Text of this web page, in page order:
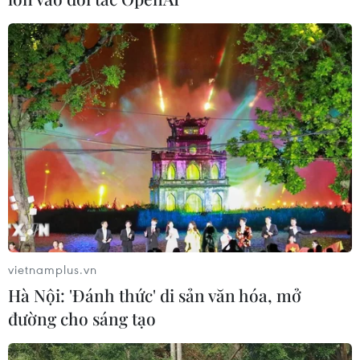
Đầu tư hơn 6.209 tỷ đồng hoàn thiện
hạ tầng dùng chung Bến cảng Liên
Chiểu
06/08/2026 06:28
Thêm một nhóm dàn cảnh cướp giật
tại khu Tân Huê Viên sa lưới
06/08/2026 05:57
Bàn giao 24 căn nhà tái định cư cho
06/08/2026 05:26
Quảng Trị: Mùa mưa lũ cận kề,
vietnamplus.vn
Hà Nội: 'Đánh thức' di sản văn hóa, mở
đường cho sáng tạo